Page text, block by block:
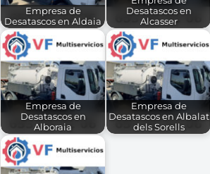
Empresa de
Desatascos en Aldaia
Desatascos en
Alcasser
Empresa de
Desatascos en
Alboraia
Empresa de
Desatascos en Albalat
dels Sorells